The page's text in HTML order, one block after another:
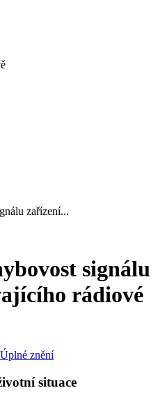
zařízení...
signálu
rádiové
Úplné znění
situace